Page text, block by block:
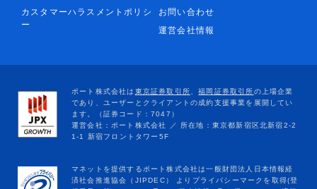
カスタマーハラスメントポリシ
ー
お問い合わせ
運営会社情報